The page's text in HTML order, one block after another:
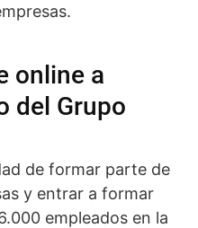
online a
del Grupo
de formar parte de
y entrar a formar
empleados en la